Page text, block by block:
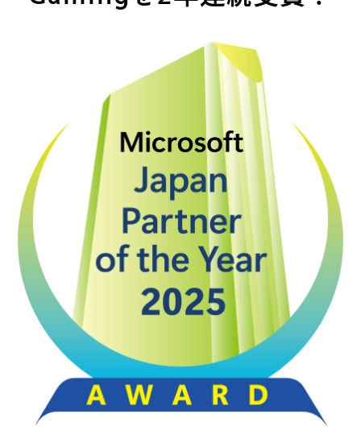
Awarded
the 2025
Gaming
Microsoft
Japan
Partner of
the Year
2025